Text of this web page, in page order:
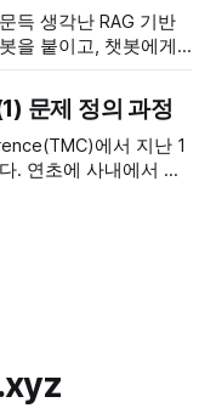
득 생각난 RAG 기반
을 붙이고, 챗봇에게
답변을 받는 방식으
이 엄청나게 늘었고,
문제 정의 과정
에서 지난 1
. 연초에 사내에서 발
와 스크립트 검수를